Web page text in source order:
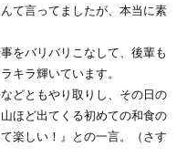
て言ってましたが、本当に素
をバリバリこなして、後輩も
キラ輝いています。
どともやり取りし、その日の
ほど出てくる初めての和食の
楽しい！』との一言。（さす